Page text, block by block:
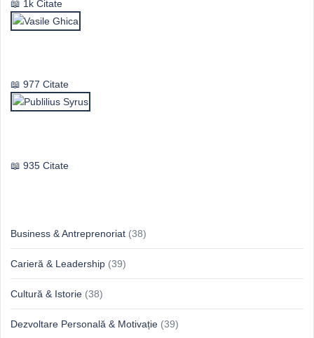
1k Citate
977 Citate
935 Citate
Business & Antreprenoriat (38)
Carieră & Leadership (39)
Cultură & Istorie (38)
Dezvoltare Personală & Motivație (39)